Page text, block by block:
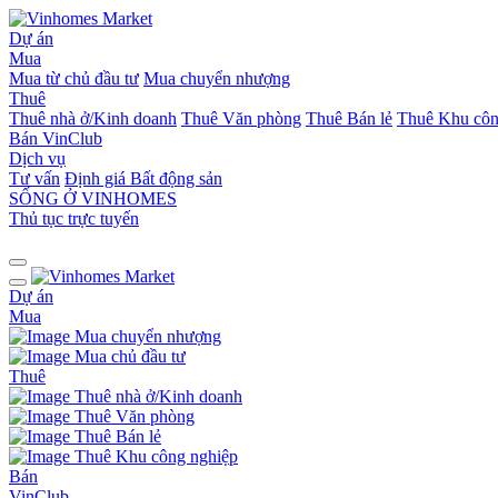
Dự án
Mua
Mua từ chủ đầu tư Mua chuyển nhượng
Thuê
Thuê nhà ở/Kinh doanh Thuê Văn phòng Thuê Bán lẻ Thuê Khu
Bán VinClub
Dịch vụ
Tư vấn Định giá Bất động sản
SỐNG Ở VINHOMES
Thủ tục trực tuyến
Dự án
Mua
Mua chuyển nhượng
Mua chủ đầu tư
Thuê
Thuê nhà ở/Kinh doanh
Thuê Văn phòng
Thuê Bán lẻ
Thuê Khu công nghiệp
Bán